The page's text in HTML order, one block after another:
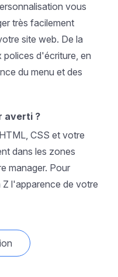
vous
très facilement
site web. De la
d'écriture, en
du menu et des
averti ?
CSS et votre
dans les zones
manager. Pour
l'apparence de votre